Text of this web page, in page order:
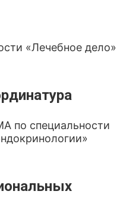
«Лечебное дело»
по специальности